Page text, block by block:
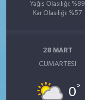
Yağış Olasılığı: %89
Kar Olasılığı: %57
28 MART
CUMARTESI
0°